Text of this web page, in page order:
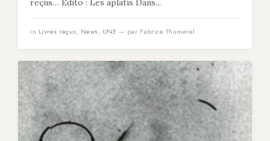
reçus… Édito : Les aplatis Dans...
in Livres reçus, News, UNE — par Fabrice Thumerel